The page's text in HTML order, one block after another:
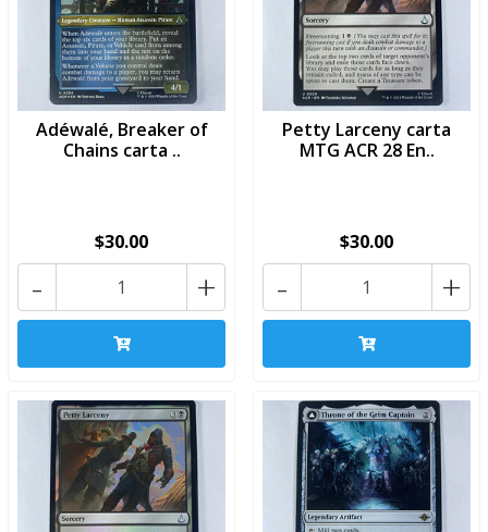
Adéwalé, Breaker of
Chains carta ..
$30.00
+
-
Petty Larceny carta
MTG ACR 28 En..
$30.00
+
-